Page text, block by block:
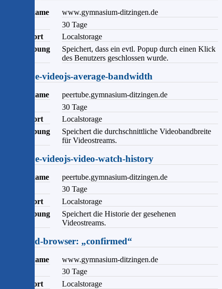
Domainname
www.gymnasium-ditzingen.de
30 Tage
Speicherort
Localstorage
Beschreibung
Speichert, dass ein evtl. Popup durch einen Klick
des Benutzers geschlossen wurde.
peertube-videojs-average-bandwidth
Domainname
peertube.gymnasium-ditzingen.de
30 Tage
Speicherort
Localstorage
Beschreibung
Speichert die durchschnittliche Videobandbreite
für Videostreams.
peertube-videojs-video-watch-history
Domainname
peertube.gymnasium-ditzingen.de
30 Tage
Speicherort
Localstorage
Beschreibung
Speichert die Historie der gesehenen
Videostreams.
outdated-browser: „confirmed“
Domainname
www.gymnasium-ditzingen.de
30 Tage
Speicherort
Localstorage